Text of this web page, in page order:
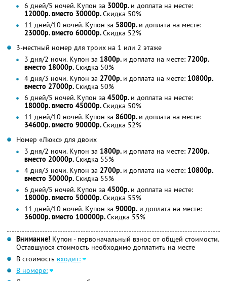
6 дней/5 ночей. Купон за 3000р. и доплата на месте:
12000р. вместо 30000р.Скидка 50%
11 дней/10 ночей. Купон за 5800р. и доплата на месте:
23000р. вместо 60000р.Скидка 52%
3-местный номер для троих на 1 или 2 этаже
3 дня/2 ночи. Купон за 1800р. и доплата на месте: 7200р.
вместо 18000р.Скидка 50%
4 дня/3 ночи. Купон за 2700р. и доплата на месте: 10800р.
вместо 27000р.Скидка 50%
6 дней/5 ночей. Купон за 4500р. и доплата на месте:
18000р. вместо 45000р.Скидка 50%
11 дней/10 ночей. Купон за 8600р. и доплата на месте:
34600р. вместо 90000р.Скидка 52%
Номер «Люкс» для двоих
3 дня/2 ночи. Купон за 1800р. и доплата на месте: 7200р.
вместо 20000р.Скидка 55%
4 дня/3 ночи. Купон за 2700р. и доплата на месте: 10800р.
вместо 30000р.Скидка 55%
6 дней/5 ночей. Купон за 4500р. и доплата на месте:
18000р. вместо 50000р.Скидка 55%
11 дней/10 ночей. Купон за 9000р. и доплата на месте:
36000р. вместо 100000р.Скидка 55%
Внимание! Купон - первоначальный взнос от общей стоимости.
Оставшуюся стоимость необходимо доплатить на месте
В стоимость входит:
В номере: